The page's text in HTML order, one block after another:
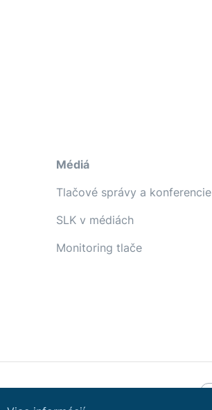
Médiá
Tlačové správy a konferencie
SLK v médiách
Monitoring tlače